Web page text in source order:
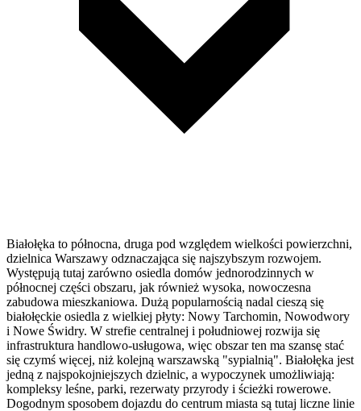
Białołęka to północna, druga pod względem wielkości powierzchni,
dzielnica Warszawy odznaczająca się najszybszym rozwojem.
Występują tutaj zarówno osiedla domów jednorodzinnych w
północnej części obszaru, jak również wysoka, nowoczesna
zabudowa mieszkaniowa. Dużą popularnością nadal cieszą się
białołęckie osiedla z wielkiej płyty: Nowy Tarchomin, Nowodwory
i Nowe Świdry. W strefie centralnej i południowej rozwija się
infrastruktura handlowo-usługowa, więc obszar ten ma szansę stać
się czymś więcej, niż kolejną warszawską "sypialnią". Białołęka jest
jedną z najspokojniejszych dzielnic, a wypoczynek umożliwiają:
kompleksy leśne, parki, rezerwaty przyrody i ścieżki rowerowe.
Dogodnym sposobem dojazdu do centrum miasta są tutaj liczne linie